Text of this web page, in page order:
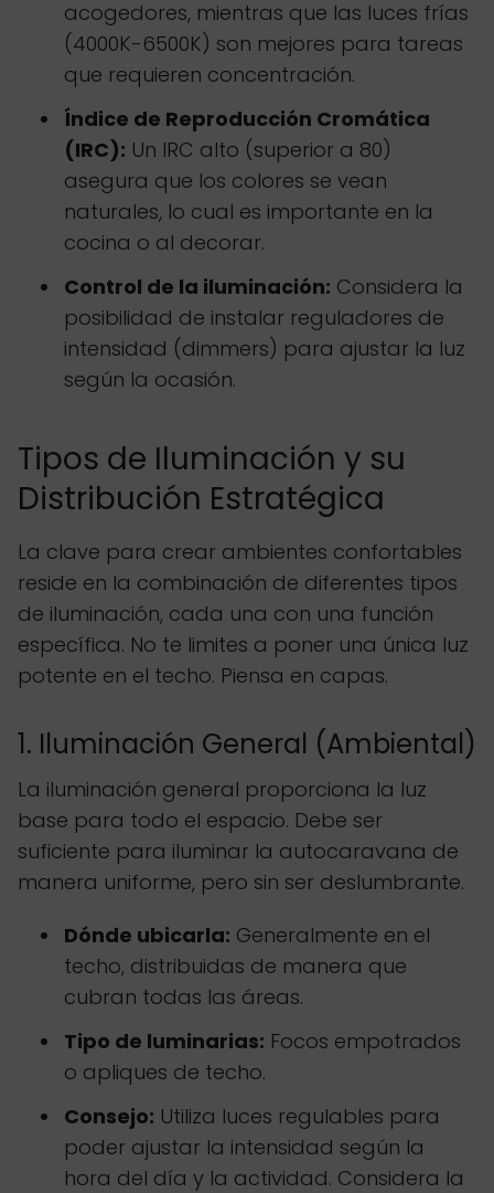
acogedores, mientras que las luces frías
(4000K-6500K) son mejores para tareas
que requieren concentración.
Índice de Reproducción Cromática
(IRC): Un IRC alto (superior a 80)
asegura que los colores se vean
naturales, lo cual es importante en la
cocina o al decorar.
Control de la iluminación: Considera la
posibilidad de instalar reguladores de
intensidad (dimmers) para ajustar la luz
según la ocasión.
Tipos de Iluminación y su
Distribución Estratégica
La clave para crear ambientes confortables
reside en la combinación de diferentes tipos
de iluminación, cada una con una función
específica. No te limites a poner una única luz
potente en el techo. Piensa en capas.
1. Iluminación General (Ambiental)
La iluminación general proporciona la luz
base para todo el espacio. Debe ser
suficiente para iluminar la autocaravana de
manera uniforme, pero sin ser deslumbrante.
Dónde ubicarla: Generalmente en el
techo, distribuidas de manera que
cubran todas las áreas.
Tipo de luminarias: Focos empotrados
o apliques de techo.
Consejo: Utiliza luces regulables para
poder ajustar la intensidad según la
hora del día y la actividad. Considera la